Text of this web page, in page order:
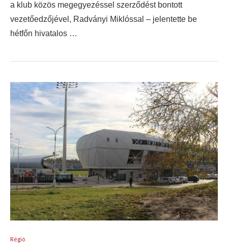
a klub közös megegyezéssel szerződést bontott
vezetőedzőjével, Radványi Miklóssal – jelentette be
hétfőn hivatalos …
Régió